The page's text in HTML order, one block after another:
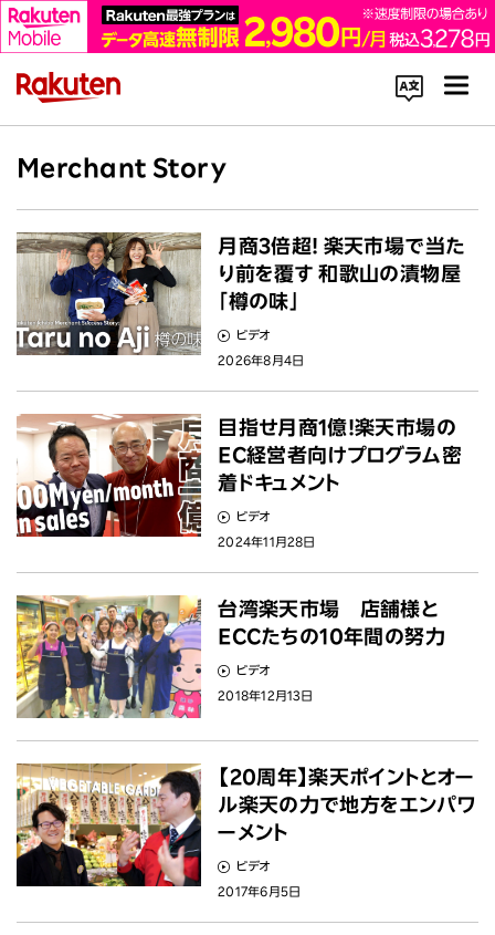
コーポレートサイト内を検索
楽天のサービス一覧はこちら
企業情報
Rakuten Innovation
ニュース
投資家情報
サステナビリティ
採用情報
Merchant Story
ビデオ
2026年8月4日
月商3倍超! 楽天市場で当た
り前を覆す 和歌山の漬物屋
「樽の味」
ビデオ
2024年11月28日
目指せ月商1億!楽天市場の
EC経営者向けプログラム密
着ドキュメント
ビデオ
2018年12月13日
台湾楽天市場 店舗様と
ECCたちの10年間の努力
ビデオ
2017年6月5日
【20周年】楽天ポイントとオー
ル楽天の力で地方をエンパワ
ーメント